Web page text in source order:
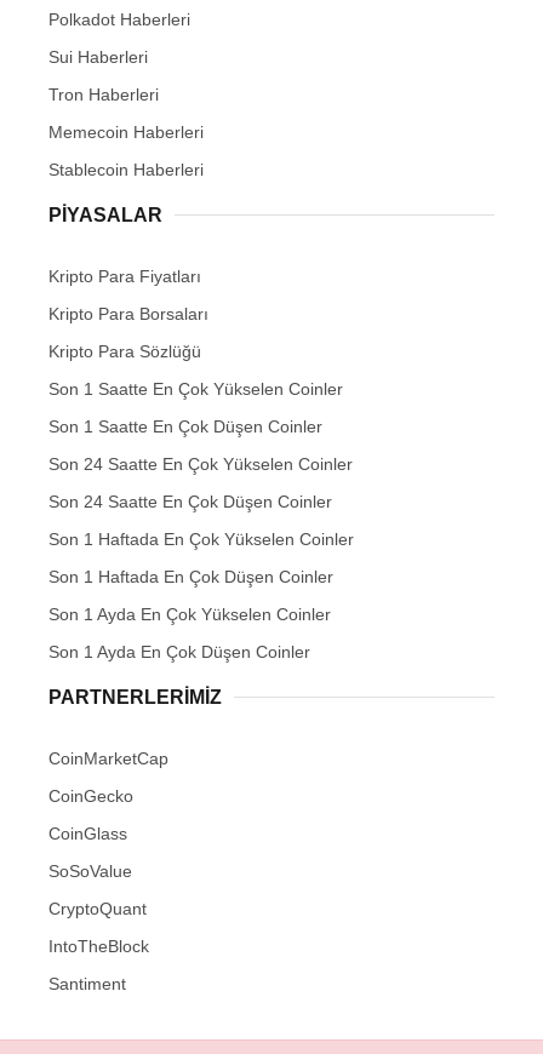
Polkadot Haberleri
Sui Haberleri
Tron Haberleri
Memecoin Haberleri
Stablecoin Haberleri
PIYASALAR
Kripto Para Fiyatları
Kripto Para Borsaları
Kripto Para Sözlüğü
Son 1 Saatte En Çok Yükselen Coinler
Son 1 Saatte En Çok Düşen Coinler
Son 24 Saatte En Çok Yükselen Coinler
Son 24 Saatte En Çok Düşen Coinler
Son 1 Haftada En Çok Yükselen Coinler
Son 1 Haftada En Çok Düşen Coinler
Son 1 Ayda En Çok Yükselen Coinler
Son 1 Ayda En Çok Düşen Coinler
PARTNERLERIMIZ
CoinMarketCap
CoinGecko
CoinGlass
SoSoValue
CryptoQuant
IntoTheBlock
Santiment